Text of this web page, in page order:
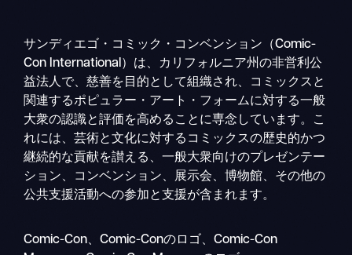
モ
サンディエゴ・コミック・コンベンション（Comic-
Con International）は、カリフォルニア州の非営利公
益法人で、慈善を目的として組織され、コミックスと
関連するポピュラー・アート・フォームに対する一般
大衆の認識と評価を高めることに専念しています。こ
れには、芸術と文化に対するコミックスの歴史的かつ
継続的な貢献を讃える、一般大衆向けのプレゼンテー
ション、コンベンション、展示会、博物館、その他の
公共支援活動への参加と支援が含まれます。
Comic-Con、Comic-Conのロゴ、Comic-Con